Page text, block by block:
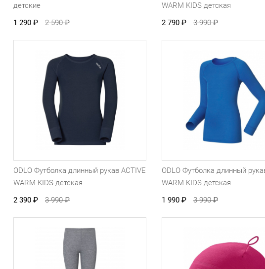
детские
1 290 ₽ 2 590₽
WARM KIDS детская
2 790 ₽ 3 990₽
ODLO Футболка длинный рукав ACTIVE
WARM KIDS детская
2 390 ₽ 3 990₽
ODLO Футболка длинный
WARM KIDS детская
1 990 ₽ 3 990₽